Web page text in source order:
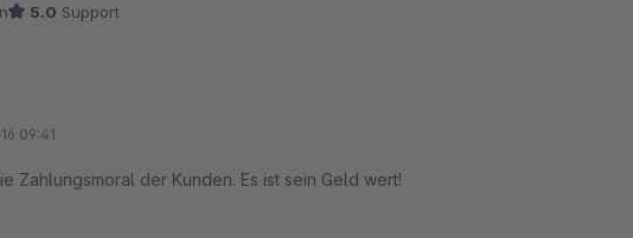
5.0 Support
09:41
Zahlungsmoral der Kunden. Es ist sein Geld wert!